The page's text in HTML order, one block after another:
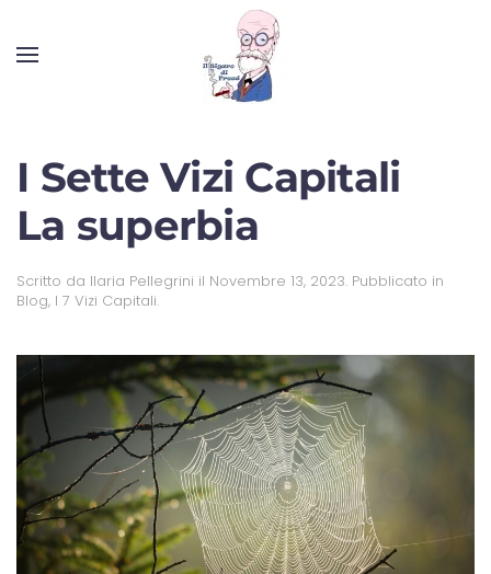
I Sette Vizi Capitali
La superbia
Scritto da Ilaria Pellegrini il Novembre 13, 2023. Pubblicato in
Blog, I 7 Vizi Capitali.